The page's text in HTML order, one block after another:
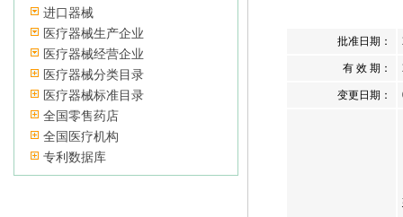
进口器械
医疗器械生产企业
医疗器械经营企业
医疗器械分类目录
医疗器械标准目录
全国零售药店
全国医疗机构
专利数据库
批准日期：
有 效 期：
变更日期：